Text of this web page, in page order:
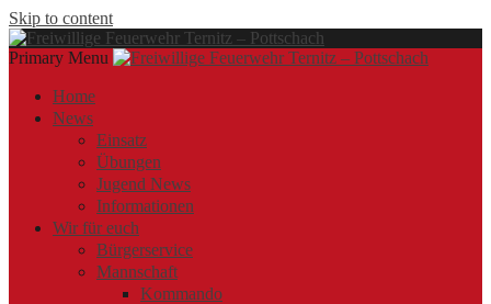
Skip to content
Primary Menu
Freiwillige Feuerwehr Ternitz – Pottschach
Home
News
Einsatz
Übungen
Jugend News
Informationen
Wir für euch
Bürgerservice
Mannschaft
Kommando